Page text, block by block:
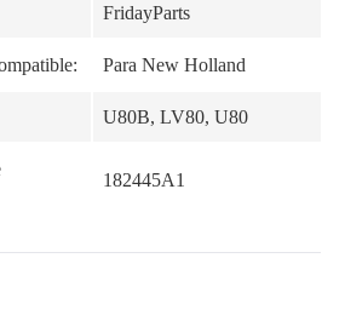
FridayParts
Para New Holland
U80B, LV80, U80
182445A1